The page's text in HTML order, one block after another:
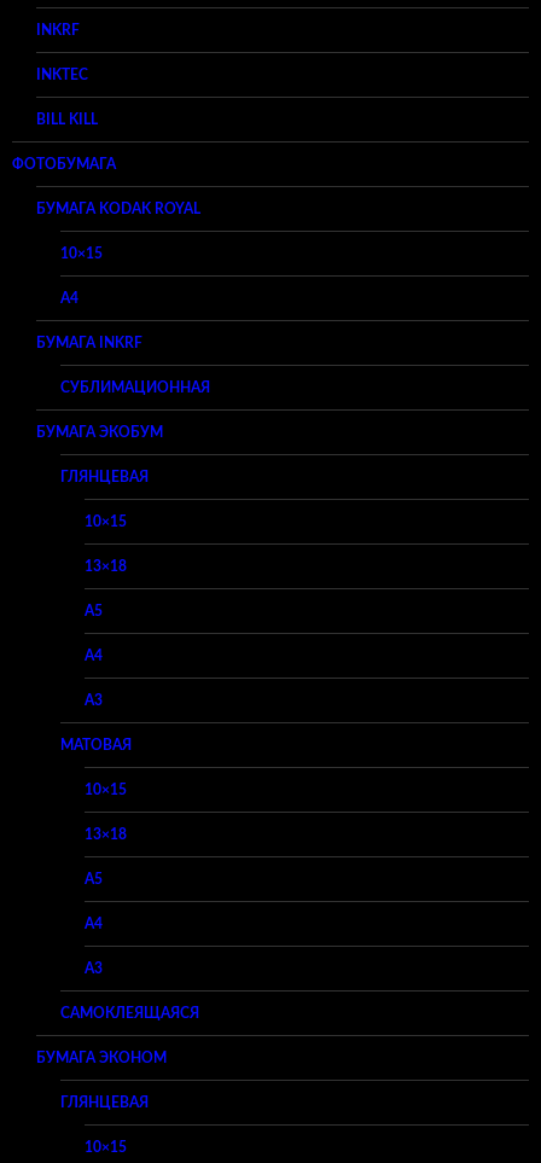
INKRF
INKTEC
BILL KILL
ФОТОБУМАГА
БУМАГА KODAK ROYAL
10×15
A4
БУМАГА INKRF
СУБЛИМАЦИОННАЯ
БУМАГА ЭКОБУМ
ГЛЯНЦЕВАЯ
10×15
13×18
A5
A4
A3
МАТОВАЯ
10×15
13×18
A5
A4
A3
САМОКЛЕЯЩАЯСЯ
БУМАГА ЭКОНОМ
ГЛЯНЦЕВАЯ
10×15